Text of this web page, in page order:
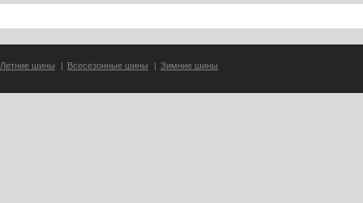
Летние шины | Всесезонные шины | Зимние шины